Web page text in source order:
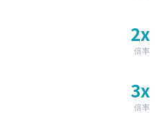
2x
倍率
3x
倍率